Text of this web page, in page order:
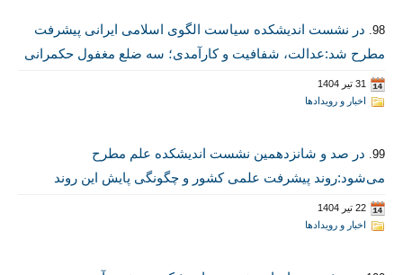
98.
در نشست اندیشکده سیاست الگوی اسلامی ایرانی پیشرفت
مطرح شد:عدالت، شفافیت و کارآمدی؛ سه ضلع مغفول حکمرانی
31 تیر 1404
اخبار و رویدادها
99.
در صد و شانزدهمین نشست اندیشکده علم مطرح
می‌شود:روند پیشرفت علمی کشور و چگونگی پایش این روند
22 تیر 1404
اخبار و رویدادها